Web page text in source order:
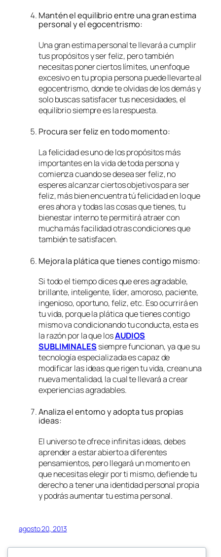
Mantén el equilibrio entre una gran estima
personal y el egocentrismo:
Una gran estima personal te llevará a cumplir
tus propósitos y ser feliz, pero también
necesitas poner ciertos límites, un enfoque
excesivo en tu propia persona puede llevarte al
egocentrismo, donde te olvidas de los demás y
solo buscas satisfacer tus necesidades, el
equilibrio siempre es la respuesta.
Procura ser feliz en todo momento:
La felicidad es uno de los propósitos más
importantes en la vida de toda persona y
comienza cuando se desea ser feliz, no
esperes alcanzar ciertos objetivos para ser
feliz, más bien encuentra tú felicidad en lo que
eres ahora y todas las cosas que tienes, tu
bienestar interno te permitirá atraer con
mucha más facilidad otras condiciones que
también te satisfacen.
Mejora la plática que tienes contigo mismo:
Si todo el tiempo dices que eres agradable,
brillante, inteligente, líder, amoroso, paciente,
ingenioso, oportuno, feliz, etc. Eso ocurrirá en
tu vida, porque la plática que tienes contigo
mismo va condicionando tu conducta, esta es
la razón por la que losAUDIOS
SUBLIMINALES siempre funcionan, ya que su
tecnología especializada es capaz de
modificar las ideas que rigen tu vida, crean una
nueva mentalidad, la cual te llevará a crear
experiencias agradables.
Analiza el entorno y adopta tus propias
ideas:
El universo te ofrece infinitas ideas, debes
aprender a estar abierto a diferentes
pensamientos, pero llegará un momento en
que necesitas elegir por ti mismo, defiende tu
derecho a tener una identidad personal propia
y podrás aumentar tu estima personal.
agosto 20, 2013